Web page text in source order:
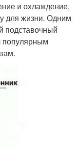
и охлаждение,
для жизни. Одним
подставочный
популярным